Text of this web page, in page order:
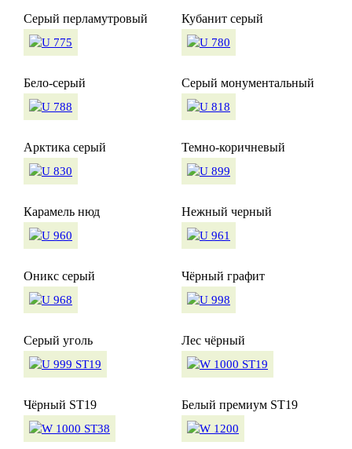
Серый перламутровый Кубанит серый
Бело-серый Серый монументальный
Арктика серый Темно-коричневый
Карамель нюд Нежный черный
Оникс серый Чёрный графит
Серый уголь Лес чёрный
Чёрный ST19 Белый премиум ST19